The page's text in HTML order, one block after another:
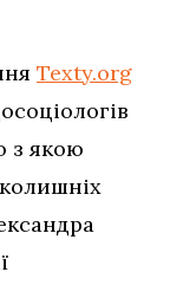
Texty.org
з якою